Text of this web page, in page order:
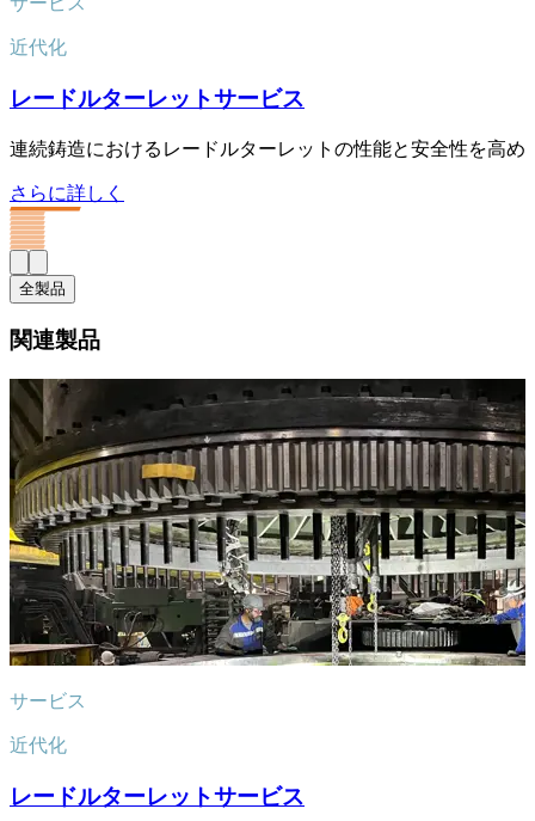
近代化
レードルターレットサービス
連続鋳造におけるレードルターレットの性能と安全性を高
さらに詳しく
全製品
関連製品
サービス
近代化
レードルターレットサービス